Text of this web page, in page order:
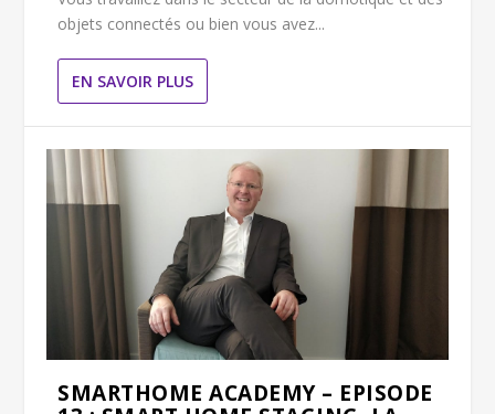
objets connectés ou bien vous avez...
EN SAVOIR PLUS
SMARTHOME ACADEMY – EPISODE